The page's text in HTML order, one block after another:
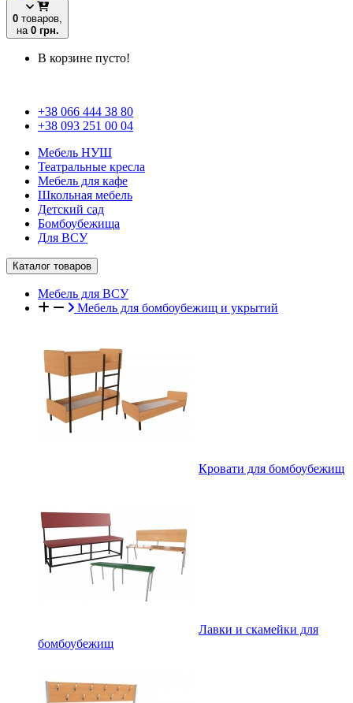
0 товаров,
на 0 грн.
В корзине пусто!
+38 066 444 38 80
+38 093 251 00 04
Мебель НУШ
Театральные кресла
Мебель для кафе
Школьная мебель
Детский сад
Бомбоубежища
Для ВСУ
Каталог товаров
Мебель для ВСУ
Мебель для бомбоубежищ и укрытий
Кровати для бомбоубежищ
Лавки и скамейки для
бомбоубежищ